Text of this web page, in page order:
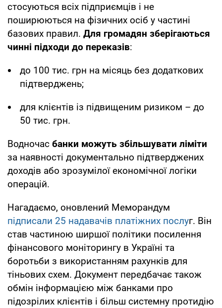
стосуються всіх підприємців і не
поширюються на фізичних осіб у частині
базових правил. Для громадян зберігаються
чинні підходи до переказів:
до 100 тис. грн на місяць без додаткових
підтверджень;
для клієнтів із підвищеним ризиком – до
50 тис. грн.
Водночас банки можуть збільшувати ліміти
за наявності документально підтверджених
доходів або зрозумілої економічної логіки
операцій.
Нагадаємо, оновлений Меморандум
підписали 25 надавачів платіжних послуг. Він
став частиною ширшої політики посилення
фінансового моніторингу в Україні та
боротьби з використанням рахунків для
тіньових схем. Документ передбачає також
обмін інформацією між банками про
підозрілих клієнтів і більш системну протидію